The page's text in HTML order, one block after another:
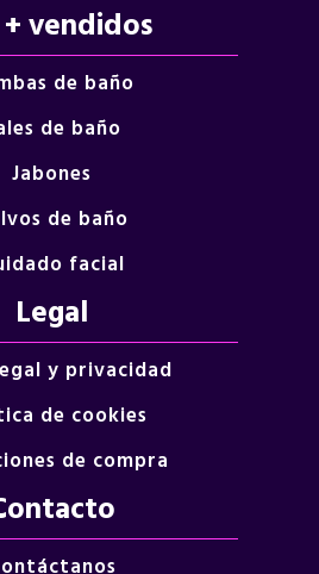
vendidos
de baño
de baño
Jabones
de baño
facial
Legal
y privacidad
de cookies
de compra